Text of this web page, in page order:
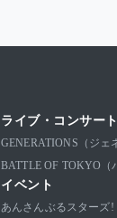
ライブ・コンサー
GENERATIONS（ジェ
BATTLE OF TOKYO（
イベント
あんさんぶるスターズ!